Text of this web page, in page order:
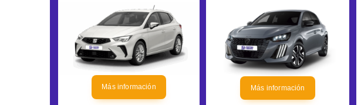
Más información Más información